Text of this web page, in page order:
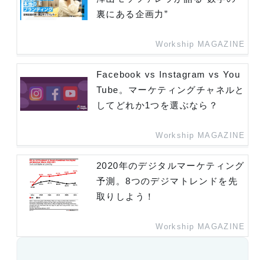
裏にある企画力”
Workship MAGAZINE
Facebook vs Instagram vs You
Tube。マーケティングチャネルと
してどれか1つを選ぶなら？
Workship MAGAZINE
2020年のデジタルマーケティング
予測。8つのデジマトレンドを先
取りしよう！
Workship MAGAZINE